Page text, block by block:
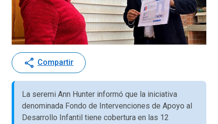
share Compartir
La seremi Ann Hunter informó que la iniciativa
denominada Fondo de Intervenciones de Apoyo al
Desarrollo Infantil tiene cobertura en las 12